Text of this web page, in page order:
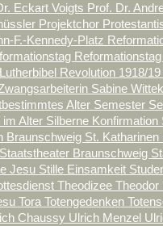
Eckart Voigts Prof. Dr.
Projektchor
F.-Kennedy-Platz
Revolution 1918/19
Sabine
Alter Semester
Alter Silberne Konfirmation
Braunschweig St.
Staatstheater Braunschweig
Jesu Stille Einsamkeit
Theodizee Theodor
Tora Totengedenken
Chaussy Ulrich Menzel